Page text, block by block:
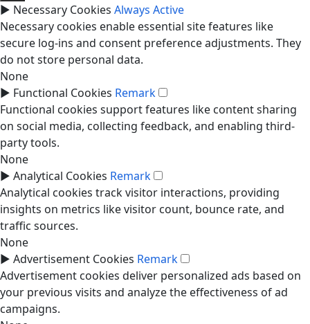
► Necessary Cookies Always Active
Necessary cookies enable essential site features like
secure log-ins and consent preference adjustments. They
do not store personal data.
None
► Functional Cookies Remark
Functional cookies support features like content sharing
on social media, collecting feedback, and enabling third-
party tools.
None
► Analytical Cookies Remark
Analytical cookies track visitor interactions, providing
insights on metrics like visitor count, bounce rate, and
traffic sources.
None
► Advertisement Cookies Remark
Advertisement cookies deliver personalized ads based on
your previous visits and analyze the effectiveness of ad
campaigns.